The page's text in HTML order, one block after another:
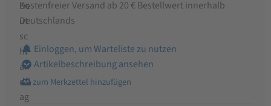
Kostenfreier Versand ab 20 € Bestellwert innerhalb
Deutschlands
Einloggen, um Warteliste zu nutzen
Artikelbeschreibung ansehen